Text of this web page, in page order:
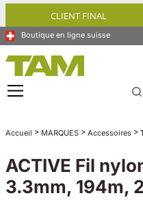
principalCLIENT FINAL
Boutique en ligne suisse
Accueil > MARQUES > Accessoires >
ACTIVE Fil
3.3mm, 194m,